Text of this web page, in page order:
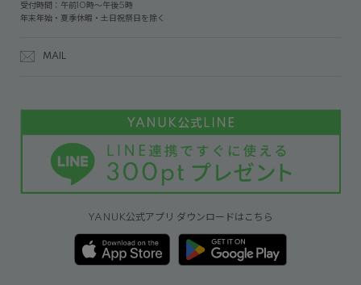
受付時間：午前10時～午後5時
年末年始・夏季休暇・土日祝祭日を除く
MAIL
YANUK公式アプリ ダウンロードはこちら